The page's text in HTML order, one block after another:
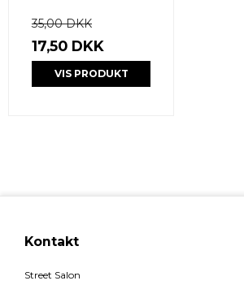
35,00 DKK
17,50 DKK
VIS PRODUKT
Kontakt
Street Salon